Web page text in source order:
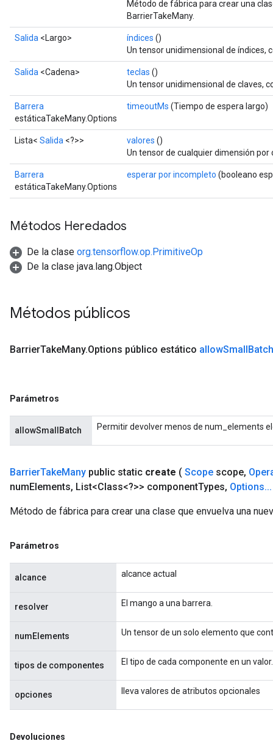
Método de fábrica para crear una
BarrierTakeMany.
Salida <Largo> índices ()
Un tensor unidimensional de índices,
Salida <Cadena> teclas ()
Un tensor unidimensional de claves,
Barrera
estáticaTakeMany.Options
timeoutMs (Tiempo de espera largo)
Lista< Salida <?>> valores ()
Un tensor de cualquier dimensión
Barrera
estáticaTakeMany.Options
esperar por incompleto (booleano
Métodos Heredados
De la clase org.tensorflow.op.PrimitiveOp
De la clase java.lang.Object
Métodos públicos
BarrierTakeMany.Options público estático allowSmallBatch
Parámetros
allowSmallBatch Permitir devolver menos de num_elements
BarrierTakeMany public static create ( Scope scope,
numElements, List<Class<?>> componentTypes, Options...
Método de fábrica para crear una clase que envuelva una
Parámetros
alcance alcance actual
resolver El mango a una barrera.
numElements Un tensor de un solo elemento que
tipos de componentes El tipo de cada componente en un valor.
opciones lleva valores de atributos opcionales
Devoluciones